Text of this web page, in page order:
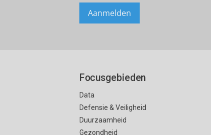
Focusgebieden
Data
Defensie & Veiligheid
Duurzaamheid
Gezondheid